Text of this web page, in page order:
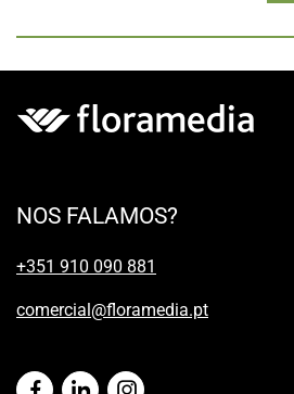
NOS FALAMOS?
+351 910 090 881
comercial@floramedia.pt